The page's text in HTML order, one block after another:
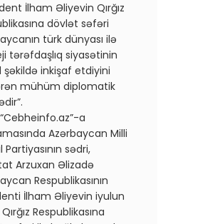
İlham Əliyevin Qırğız
dövlət səfəri
türk dünyası ilə
tərəfdaşlıq siyasətinin
şəkildə inkişaf etdiyini
mühüm diplomatik
a
Azərbaycan Milli
Partiyasının sədri,
Arzuxan Əlizadə
Respublikasının
İlham Əliyevin iyulun
Respublikasına